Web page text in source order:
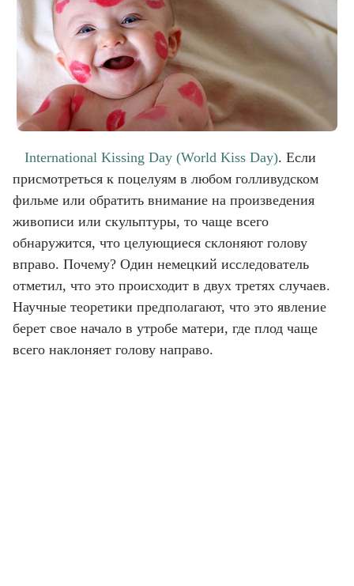
International Kissing Day (World Kiss Day). Если
присмотреться к поцелуям в любом голливудском
фильме или обратить внимание на произведения
живописи или скульптуры, то чаще всего
обнаружится, что целующиеся склоняют голову
вправо. Почему? Один немецкий исследователь
отметил, что это происходит в двух третях случаев.
Научные теоретики предполагают, что это явление
берет свое начало в утробе матери, где плод чаще
всего наклоняет голову направо.